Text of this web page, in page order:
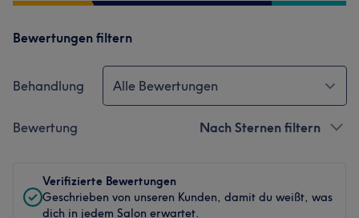
Bewertungen filtern
Behandlung Alle Bewertungen
Bewertung Nach Sternen filtern
Verifizierte Bewertungen
Geschrieben von unseren Kunden, damit du weißt, was
dich in jedem Salon erwartet.